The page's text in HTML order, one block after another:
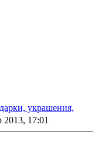
украшения,
2013, 17:01